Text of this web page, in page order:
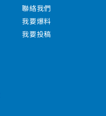
聯絡我們
我要爆料
我要投稿